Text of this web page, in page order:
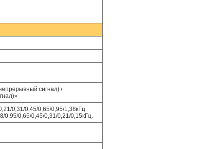
сигнал) /
0,31/0,45/0,65/0,95/1,38кГц.
0,95/0,65/0,45/0,31/0,21/0,15кГц.